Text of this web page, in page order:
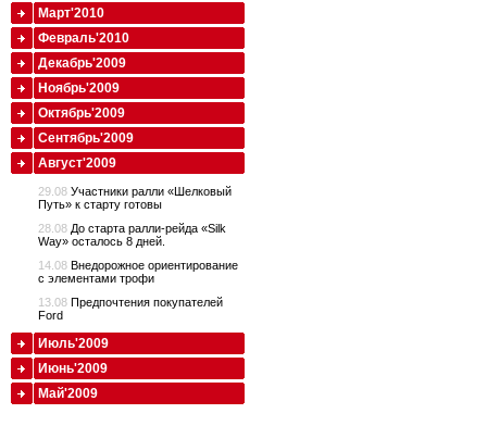
Март'2010
Февраль'2010
Декабрь'2009
Ноябрь'2009
Октябрь'2009
Сентябрь'2009
Август'2009
29.08 Участники ралли «Шелковый
Путь» к старту готовы
28.08 До старта ралли-рейда «Silk
Way» осталось 8 дней.
14.08 Внедорожное ориентирование
с элементами трофи
13.08 Предпочтения покупателей
Ford
Июль'2009
Июнь'2009
Май'2009